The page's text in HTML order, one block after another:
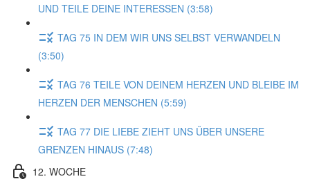
UND TEILE DEINE INTERESSEN (3:58)
TAG 75 IN DEM WIR UNS SELBST VERWANDELN
(3:50)
TAG 76 TEILE VON DEINEM HERZEN UND BLEIBE IM
HERZEN DER MENSCHEN (5:59)
TAG 77 DIE LIEBE ZIEHT UNS ÜBER UNSERE
GRENZEN HINAUS (7:48)
12. WOCHE